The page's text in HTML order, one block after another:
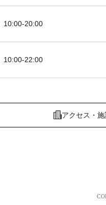
10:00-20:00
10:00-22:00
アクセス・施